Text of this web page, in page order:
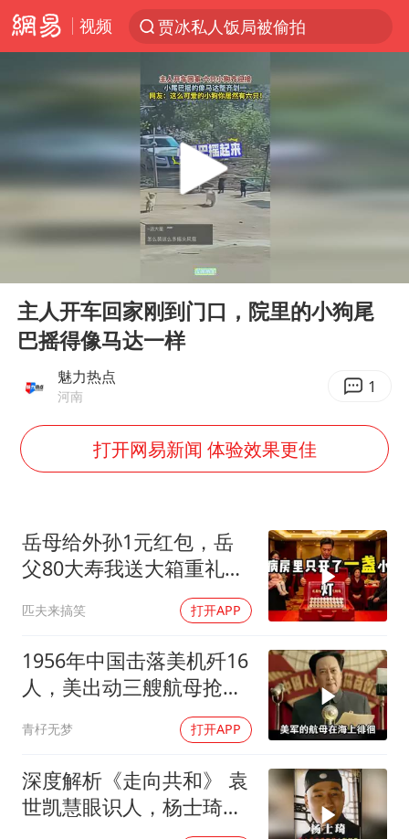
视频
贾冰私人饭局被偷拍
路虎卫士110 HSE限时降价
上海鼓励居家办公
部分银行上调存款利率
小沈阳加盟《披荆斩棘》
新疆生产建设兵团生态环境局原局长被查
朱一龙的鼻子怎么了
4.2平卫生间补漏注胶花1.55万
周星驰妈妈现身香港首映礼
湖北启动重大气象灾害三级应急响应
费大厨口号更改 不再宣传小炒肉大王
56岁刘奕君跟13岁女儿合跳
从科技创新看开局起步的时与势
Play
主人开车回家刚到门口，院里的小狗尾
巴摇得像马达一样
魅力热点
河南 1
打开网易新闻 体验效果更佳
岳母给外孙1元红包，岳
父80大寿我送大箱重礼，
匹夫来搞笑 打开APP
1956年中国击落美机歼16
人，美出动三艘航母抢尸
青杍无梦 打开APP
深度解析《走向共和》 袁
世凯慧眼识人，杨士琦确